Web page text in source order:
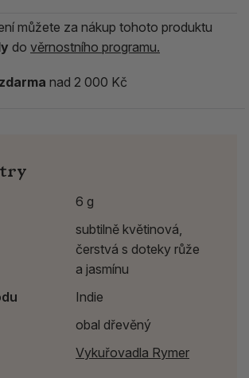
můžete za nákup tohoto produktu
do věrnostního programu.
nad 2 000 Kč
6 g
subtilně květinová,
čerstvá s doteky růže
a jasmínu
Indie
obal dřevěný
Vykuřovadla Rymer